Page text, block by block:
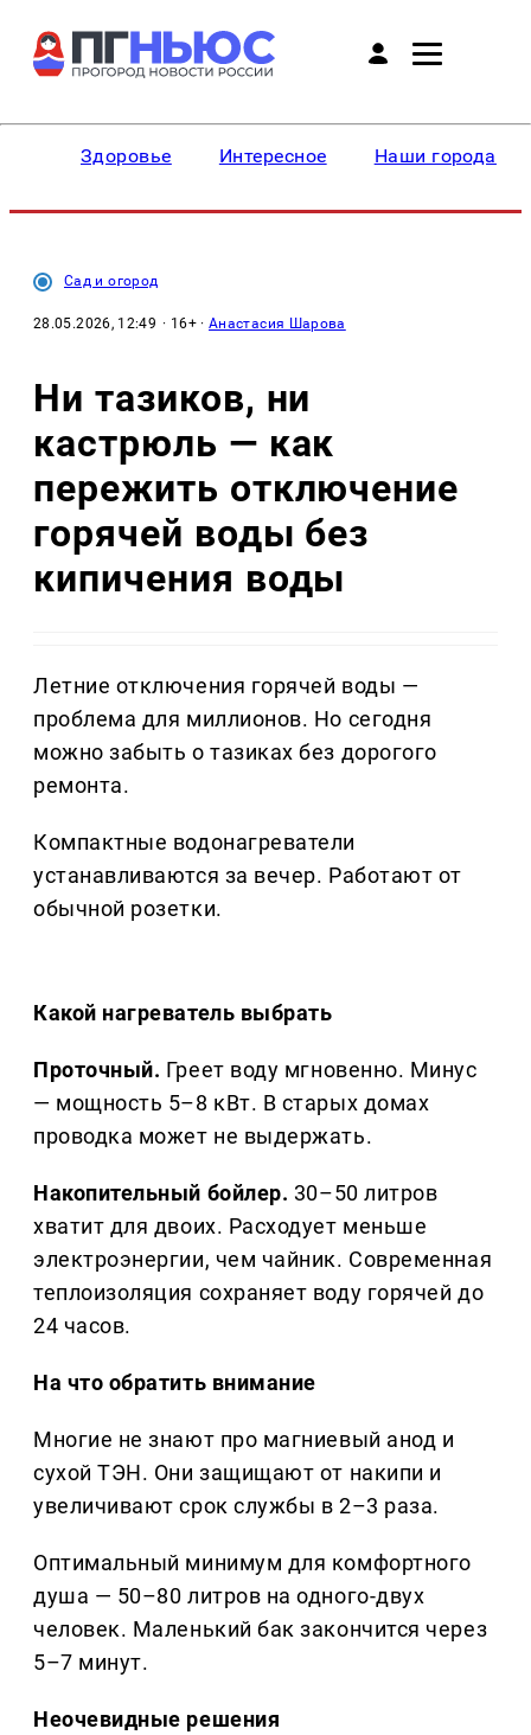
Здоровье Интересное Наши города
Сад и огород
28.05.2026, 12:49 · 16+ ·Анастасия Шарова
Ни тазиков, ни
кастрюль — как
пережить отключение
горячей воды без
кипичения воды
Летние отключения горячей воды —
проблема для миллионов. Но сегодня
можно забыть о тазиках без дорогого
ремонта.
Компактные водонагреватели
устанавливаются за вечер. Работают от
обычной розетки.
Какой нагреватель выбрать
Проточный. Греет воду мгновенно. Минус
— мощность 5–8 кВт. В старых домах
проводка может не выдержать.
Накопительный бойлер. 30–50 литров
хватит для двоих. Расходует меньше
электроэнергии, чем чайник. Современная
теплоизоляция сохраняет воду горячей до
24 часов.
На что обратить внимание
Многие не знают про магниевый анод и
сухой ТЭН. Они защищают от накипи и
увеличивают срок службы в 2–3 раза.
Оптимальный минимум для комфортного
душа — 50–80 литров на одного-двух
человек. Маленький бак закончится через
5–7 минут.
Неочевидные решения